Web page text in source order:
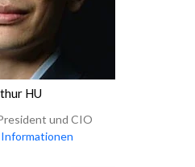
HU
und CIO